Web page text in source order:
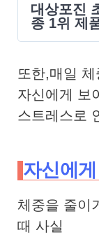
대상포진
종 1위 제
또한,매일
자신에게 보
스트레스로
자신에
체중을 줄이
때 사실